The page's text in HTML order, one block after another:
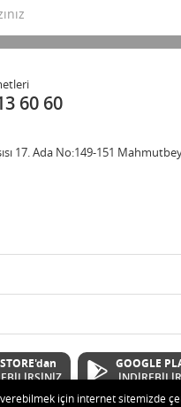
60 60
17. Ada No:149-151
GOOGLE
için internet sitemizde